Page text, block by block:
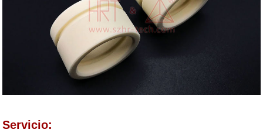
Servicio: